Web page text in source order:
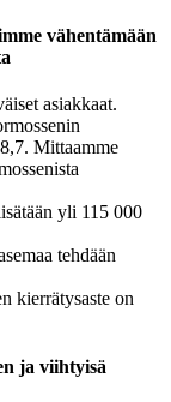
vähentämään
asiakkaat.
Mittaamme
yli 115 000
tehdään
kierrätysaste on
ja viihtyisä